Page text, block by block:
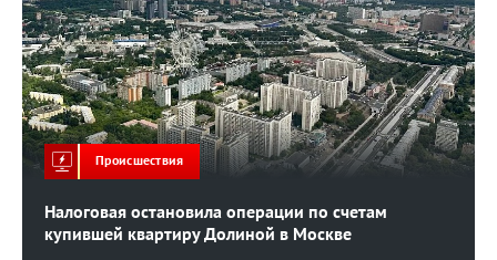
Налоговая остановила операции по счетам
купившей квартиру Долиной в Москве
Происшествия